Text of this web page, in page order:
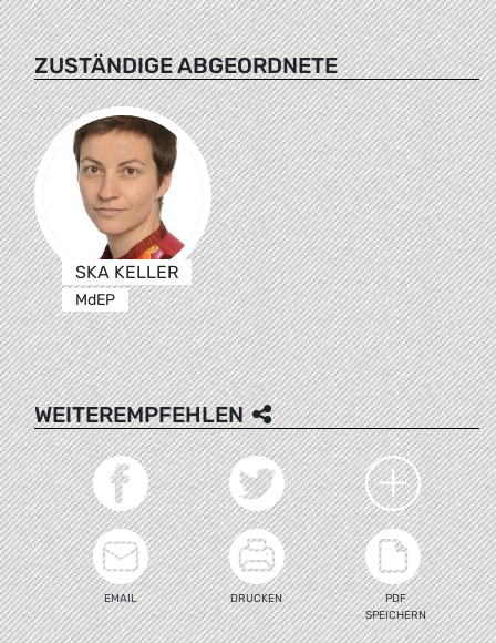
ZUSTÄNDIGE ABGEORDNETE
SKA KELLER
MdEP
WEITEREMPFEHLEN
EMAIL DRUCKEN
PDF
SPEICHERN